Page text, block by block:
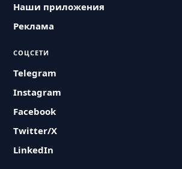
Наши приложения
Реклама
СОЦСЕТИ
Telegram
Instagram
Facebook
Twitter/X
LinkedIn